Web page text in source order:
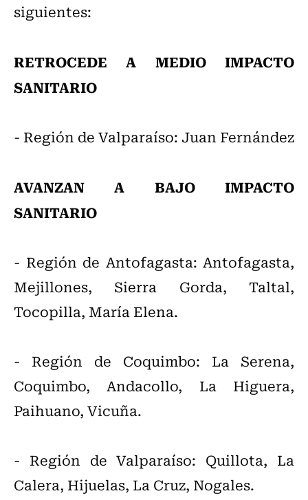
siguientes:
RETROCEDE A MEDIO IMPACTO
SANITARIO
- Región de Valparaíso: Juan Fernández
AVANZAN A BAJO IMPACTO
SANITARIO
- Región de Antofagasta: Antofagasta,
Mejillones, Sierra Gorda, Taltal,
Tocopilla, María Elena.
- Región de Coquimbo: La Serena,
Coquimbo, Andacollo, La Higuera,
Paihuano, Vicuña.
- Región de Valparaíso: Quillota, La
Calera, Hijuelas, La Cruz, Nogales.